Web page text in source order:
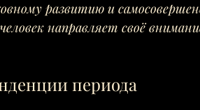
развитию и
направляет своё
периода